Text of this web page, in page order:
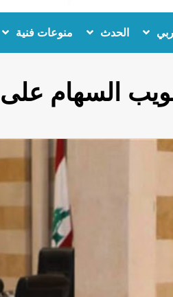
الحدث منوعات فنية
السهام على